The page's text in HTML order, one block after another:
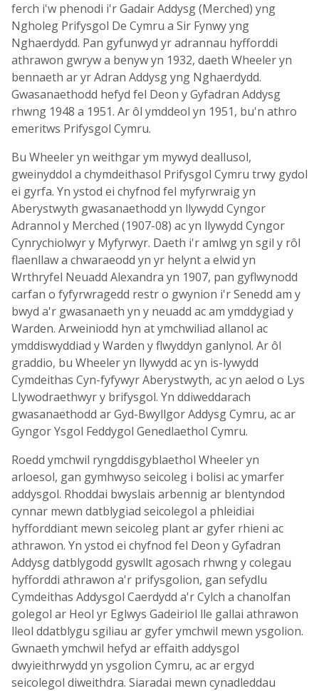
ferch i'w phenodi i'r Gadair Addysg (Merched) yng
Ngholeg Prifysgol De Cymru a Sir Fynwy yng
Nghaerdydd. Pan gyfunwyd yr adrannau hyfforddi
athrawon gwryw a benyw yn 1932, daeth Wheeler yn
bennaeth ar yr Adran Addysg yng Nghaerdydd.
Gwasanaethodd hefyd fel Deon y Gyfadran Addysg
rhwng 1948 a 1951. Ar ôl ymddeol yn 1951, bu'n athro
emeritws Prifysgol Cymru.
Bu Wheeler yn weithgar ym mywyd deallusol,
gweinyddol a chymdeithasol Prifysgol Cymru trwy gydol
ei gyrfa. Yn ystod ei chyfnod fel myfyrwraig yn
Aberystwyth gwasanaethodd yn llywydd Cyngor
Adrannol y Merched (1907-08) ac yn llywydd Cyngor
Cynrychiolwyr y Myfyrwyr. Daeth i'r amlwg yn sgil y rôl
flaenllaw a chwaraeodd yn yr helynt a elwid yn
Wrthryfel Neuadd Alexandra yn 1907, pan gyflwynodd
carfan o fyfyrwragedd restr o gwynion i'r Senedd am y
bwyd a'r gwasanaeth yn y neuadd ac am ymddygiad y
Warden. Arweiniodd hyn at ymchwiliad allanol ac
ymddiswyddiad y Warden y flwyddyn ganlynol. Ar ôl
graddio, bu Wheeler yn llywydd ac yn is-lywydd
Cymdeithas Cyn-fyfywyr Aberystwyth, ac yn aelod o Lys
Llywodraethwyr y brifysgol. Yn ddiweddarach
gwasanaethodd ar Gyd-Bwyllgor Addysg Cymru, ac ar
Gyngor Ysgol Feddygol Genedlaethol Cymru.
Roedd ymchwil ryngddisgyblaethol Wheeler yn
arloesol, gan gymhwyso seicoleg i bolisi ac ymarfer
addysgol. Rhoddai bwyslais arbennig ar blentyndod
cynnar mewn datblygiad seicolegol a phleidiai
hyfforddiant mewn seicoleg plant ar gyfer rhieni ac
athrawon. Yn ystod ei chyfnod fel Deon y Gyfadran
Addysg datblygodd gyswllt agosach rhwng y colegau
hyfforddi athrawon a'r prifysgolion, gan sefydlu
Cymdeithas Addysgol Caerdydd a'r Cylch a chanolfan
golegol ar Heol yr Eglwys Gadeiriol lle gallai athrawon
lleol ddatblygu sgiliau ar gyfer ymchwil mewn ysgolion.
Gwnaeth ymchwil hefyd ar effaith addysgol
dwyieithrwydd yn ysgolion Cymru, ac ar ergyd
seicolegol diweithdra. Siaradai mewn cynadleddau